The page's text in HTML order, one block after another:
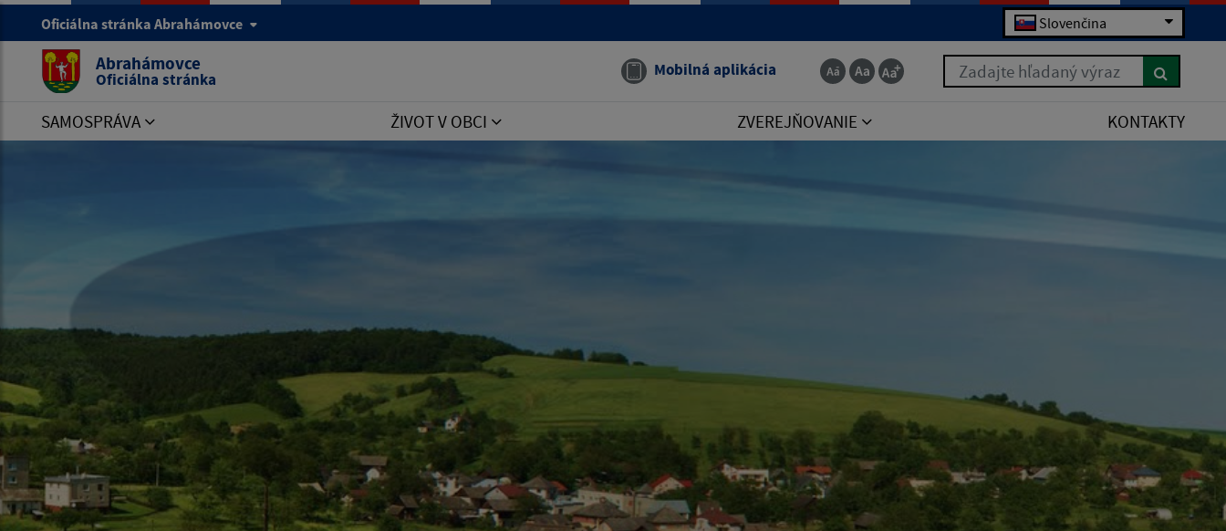
Oficiálna stránka Abrahámovce Slovenčina
Abrahámovce
Oficiálna stránka Mobilná aplikácia Zadajte hľadaný výraz
SAMOSPRÁVA ŽIVOT V OBCI ZVEREJŇOVANIE KONTAKTY